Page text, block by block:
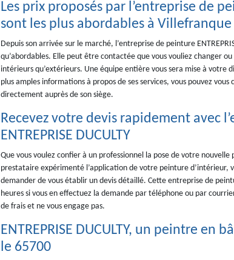
Les prix proposés par l’entreprise de
sont les plus abordables à Villefranque
Depuis son arrivée sur le marché, l’entreprise de peinture
qu’abordables. Elle peut être contactée que vous vouliez changer
intérieurs qu’extérieurs. Une équipe entière vous sera mise à
plus amples informations à propos de ses services, vous pouvez
directement auprès de son siège.
Recevez votre devis rapidement avec
ENTREPRISE DUCULTY
Que vous voulez confier à un professionnel la pose de votre
prestataire expérimenté l’application de votre peinture d’intérieur,
demander de vous établir un devis détaillé. Cette entreprise de
heures si vous en effectuez la demande par téléphone ou par
de frais et ne vous engage pas.
ENTREPRISE DUCULTY, un peintre
le 65700